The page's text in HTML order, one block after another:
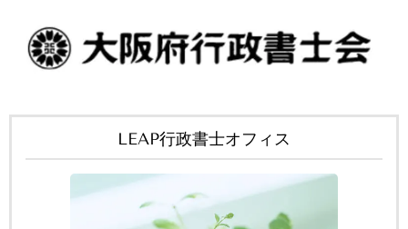
LEAP行政書士オフィス